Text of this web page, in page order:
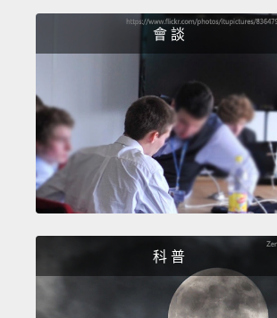
會 談
科 普